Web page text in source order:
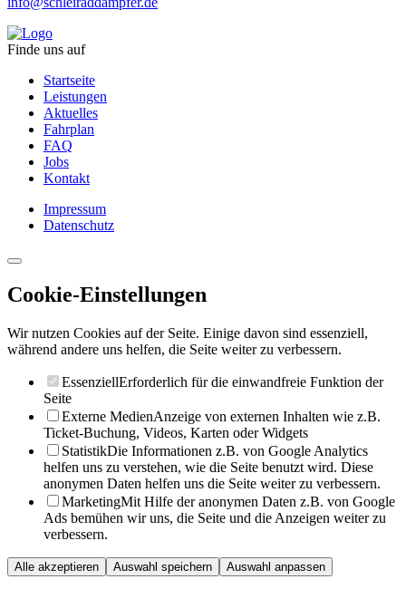
Finde uns auf
Startseite
Leistungen
Aktuelles
Fahrplan
FAQ
Jobs
Kontakt
Impressum
Datenschutz
Cookie-Einstellungen
Wir nutzen Cookies auf der Seite. Einige davon sind essenziell,
während andere uns helfen, die Seite weiter zu verbessern.
EssenziellErforderlich für die einwandfreie Funktion der
Seite
Externe MedienAnzeige von externen Inhalten wie z.B.
Ticket-Buchung, Videos, Karten oder Widgets
StatistikDie Informationen z.B. von Google Analytics
helfen uns zu verstehen, wie die Seite benutzt wird. Diese
anonymen Daten helfen uns die Seite weiter zu verbessern.
MarketingMit Hilfe der anonymen Daten z.B. von Google
Ads bemühen wir uns, die Seite und die Anzeigen weiter zu
verbessern.
Alle akzeptieren Auswahl speichern Auswahl anpassen